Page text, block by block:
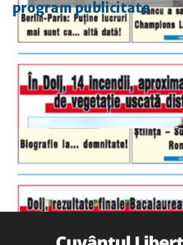
program publicitate
luni-vineri
duminică